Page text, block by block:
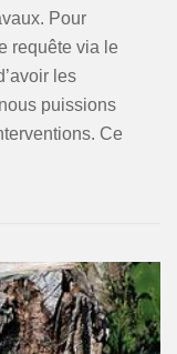
Pour
requête via le
les
puissions
Ce